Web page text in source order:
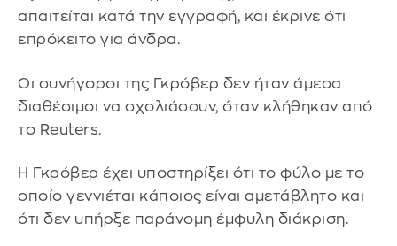
απαιτείται κατά την εγγραφή, και έκρινε ότι
επρόκειτο για άνδρα.
Οι συνήγοροι της Γκρόβερ δεν ήταν άμεσα
διαθέσιμοι να σχολιάσουν, όταν κλήθηκαν από
το Reuters.
Η Γκρόβερ έχει υποστηρίξει ότι το φύλο με το
οποίο γεννιέται κάποιος είναι αμετάβλητο και
ότι δεν υπήρξε παράνομη έμφυλη διάκριση.